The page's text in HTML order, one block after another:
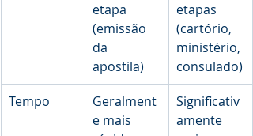
etapa
(emissão
da
apostila)
etapas
(cartório,
ministério,
consulado)
Tempo
Geralment
e mais
Significativ
amente